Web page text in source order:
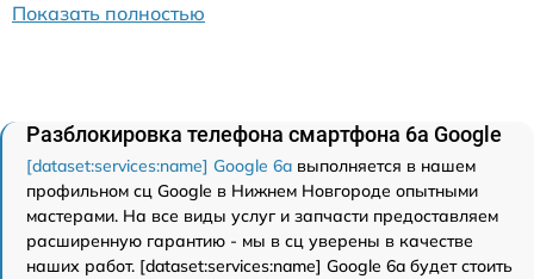
Показать полностью
Разблокировка телефона смартфона 6a Google
[dataset:services:name] Google 6a выполняется в нашем
профильном сц Google в Нижнем Новгороде опытными
мастерами. На все виды услуг и запчасти предоставляем
расширенную гарантию - мы в сц уверены в качестве
наших работ. [dataset:services:name] Google 6a будет стоить